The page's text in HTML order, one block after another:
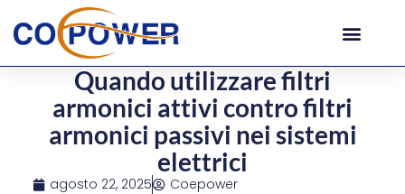
Quando utilizzare filtri
armonici attivi contro filtri
armonici passivi nei sistemi
elettrici
agosto 22, 2025 Coepower